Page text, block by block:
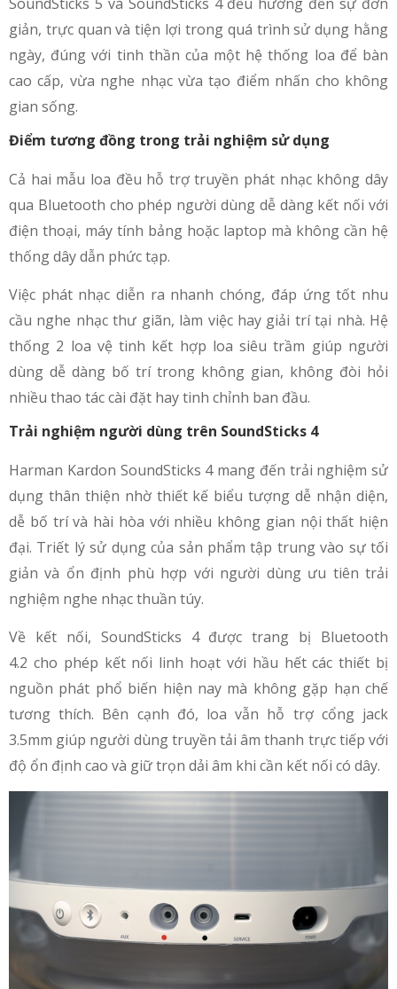
giản, trực quan và tiện lợi trong quá trình sử dụng hằng
ngày, đúng với tinh thần của một hệ thống loa để bàn
cao cấp, vừa nghe nhạc vừa tạo điểm nhấn cho không
gian sống.
Điểm tương đồng trong trải nghiệm sử dụng
Cả hai mẫu loa đều hỗ trợ truyền phát nhạc không dây
qua Bluetooth cho phép người dùng dễ dàng kết nối với
điện thoại, máy tính bảng hoặc laptop mà không cần hệ
thống dây dẫn phức tạp.
Việc phát nhạc diễn ra nhanh chóng, đáp ứng tốt nhu
cầu nghe nhạc thư giãn, làm việc hay giải trí tại nhà. Hệ
thống 2 loa vệ tinh kết hợp loa siêu trầm giúp người
dùng dễ dàng bố trí trong không gian, không đòi hỏi
nhiều thao tác cài đặt hay tinh chỉnh ban đầu.
Trải nghiệm người dùng trên SoundSticks 4
Harman Kardon SoundSticks 4 mang đến trải nghiệm sử
dụng thân thiện nhờ thiết kế biểu tượng dễ nhận diện,
dễ bố trí và hài hòa với nhiều không gian nội thất hiện
đại. Triết lý sử dụng của sản phẩm tập trung vào sự tối
giản và ổn định phù hợp với người dùng ưu tiên trải
nghiệm nghe nhạc thuần túy.
Về kết nối, SoundSticks 4 được trang bị Bluetooth
4.2 cho phép kết nối linh hoạt với hầu hết các thiết bị
nguồn phát phổ biến hiện nay mà không gặp hạn chế
tương thích. Bên cạnh đó, loa vẫn hỗ trợ cổng jack
3.5mm giúp người dùng truyền tải âm thanh trực tiếp với
độ ổn định cao và giữ trọn dải âm khi cần kết nối có dây.